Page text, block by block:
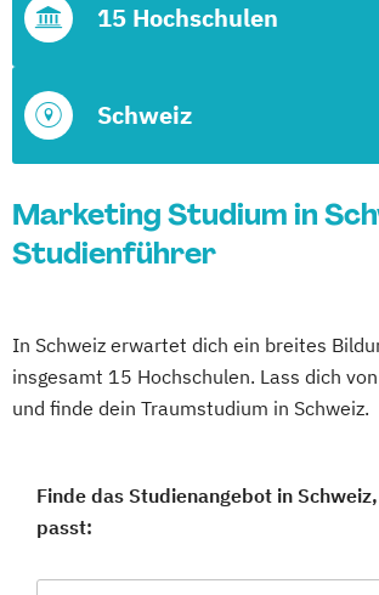
Schweiz
15 Hochschulen
Marketing Studium in
Studienführer
In Schweiz erwartet dich ein breites
insgesamt 15 Hochschulen. Lass dich
und finde dein Traumstudium in Schweiz.
Finde das Studienangebot in
passt: